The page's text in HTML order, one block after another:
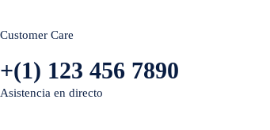
Customer Care
+(1) 123 456 7890
Asistencia en directo